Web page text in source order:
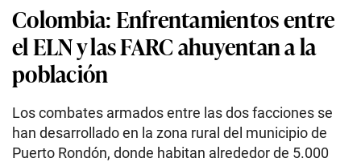
Colombia: Enfrentamientos entre
el ELN y las FARC ahuyentan a la
población
Los combates armados entre las dos facciones se
han desarrollado en la zona rural del municipio de
Puerto Rondón, donde habitan alrededor de 5.000